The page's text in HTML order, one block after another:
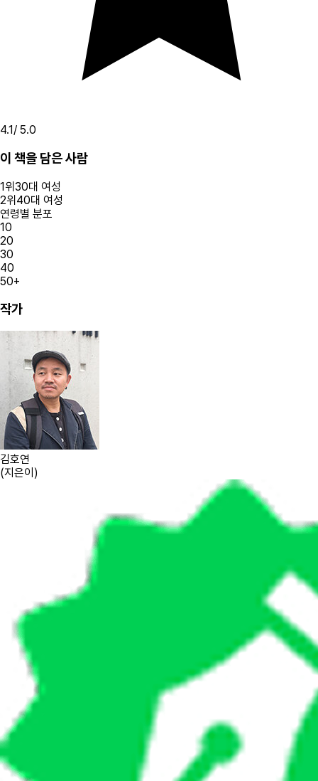
4.1/ 5.0
이 책을 담은 사람
1위30대 여성
2위40대 여성
연령별 분포
10
20
30
40
50+
작가
김호연
(지은이 )